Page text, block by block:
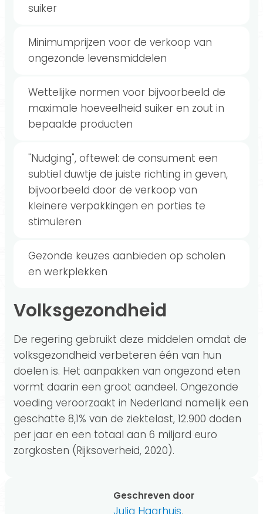
suiker
Minimumprijzen voor de verkoop van
ongezonde levensmiddelen
Wettelijke normen voor bijvoorbeeld de
maximale hoeveelheid suiker en zout in
bepaalde producten
"Nudging", oftewel: de consument een
subtiel duwtje de juiste richting in geven,
bijvoorbeeld door de verkoop van
kleinere verpakkingen en porties te
stimuleren
Gezonde keuzes aanbieden op scholen
en werkplekken
Volksgezondheid
De regering gebruikt deze middelen omdat de
volksgezondheid verbeteren één van hun
doelen is. Het aanpakken van ongezond eten
vormt daarin een groot aandeel. Ongezonde
voeding veroorzaakt in Nederland namelijk een
geschatte 8,1% van de ziektelast, 12.900 doden
per jaar en een totaal aan 6 miljard euro
zorgkosten (Rijksoverheid, 2020).
Geschreven door
Julia Haarhuis,